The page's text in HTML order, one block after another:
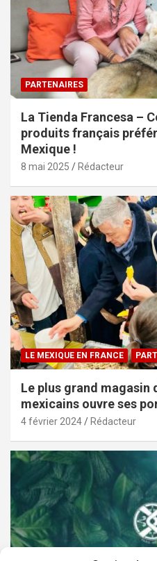
PARTENAIRES
La Tienda Francesa –
produits français
Mexique !
8 mai 2025 Rédacteur
LE MEXIQUE EN FRANCE
Le plus grand magasin
mexicains ouvre ses
4 février 2024 Rédacteur